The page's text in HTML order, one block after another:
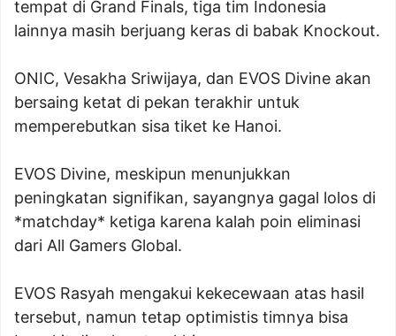
tempat di Grand Finals, tiga tim Indonesia
lainnya masih berjuang keras di babak Knockout.
ONIC, Vesakha Sriwijaya, dan EVOS Divine akan
bersaing ketat di pekan terakhir untuk
memperebutkan sisa tiket ke Hanoi.
EVOS Divine, meskipun menunjukkan
peningkatan signifikan, sayangnya gagal lolos di
*matchday* ketiga karena kalah poin eliminasi
dari All Gamers Global.
EVOS Rasyah mengakui kekecewaan atas hasil
tersebut, namun tetap optimistis timnya bisa